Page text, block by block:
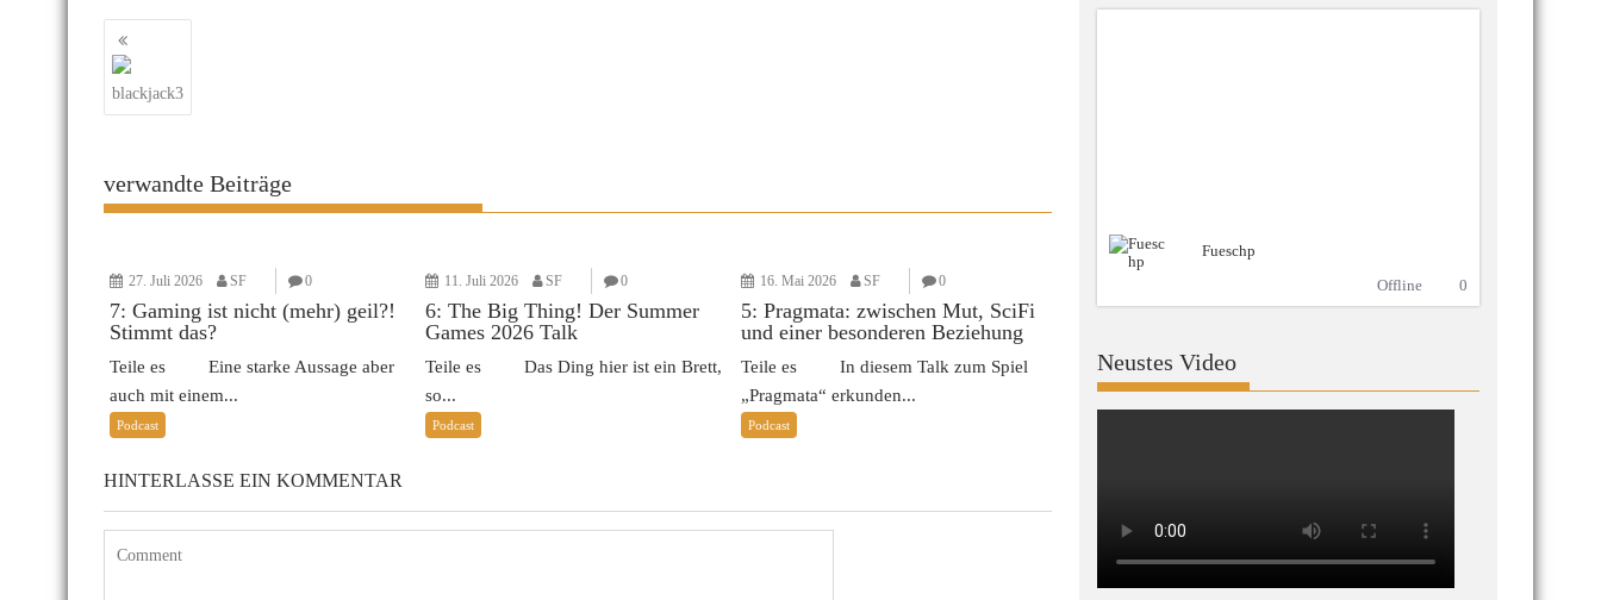
Beitragsnavigation
blackjack3
verwandte Beiträge
27. Juli 2026 SF 0
7: Gaming ist nicht (mehr) geil?!
Stimmt das?
Teile es Eine starke Aussage aber
auch mit einem...
Podcast
11. Juli 2026 SF 0
6: The Big Thing! Der Summer
Games 2026 Talk
Teile es Das Ding hier ist ein Brett,
so...
Podcast
16. Mai 2026 SF 0
5: Pragmata: zwischen Mut, SciFi
und einer besonderen Beziehung
Teile es In diesem Talk zum Spiel
„Pragmata“ erkunden...
Podcast
HINTERLASSE EIN KOMMENTAR
Fueschp
Offline
0
Neustes Video